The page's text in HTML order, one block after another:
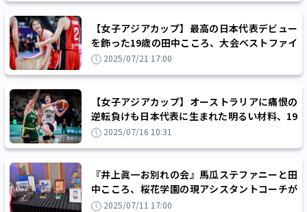
【女子アジアカップ】最高の日本代表デビュー
を飾った19歳の田中こころ、大会ベストファイ
ブに「全員で取った賞です」
2025/07/21 17:00
【女子アジアカップ】オーストラリアに痛恨の
逆転負けも日本代表に生まれた明るい材料、19
歳の田中こころが取り戻した自分らしさ
2025/07/16 10:31
『井上眞一お別れの会』馬瓜ステファニーと田
中こころ、桜花学園の現アシスタントコーチが
語る井上先生の姿
2025/07/11 17:00